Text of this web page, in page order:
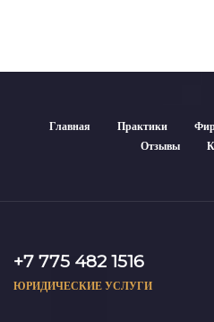
Главная Практики
Отзывы
+7 775 482 1516
ЮРИДИЧЕСКИЕ УСЛУГИ